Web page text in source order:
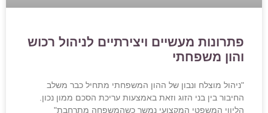
פתרונות מעשיים ויצירתיים לניהול רכוש
והון משפחתי
"ניהול מוצלח ונבון של ההון המשפחתי מתחיל כבר משלב
החיבור בין בני הזוג וזאת באמצעות עריכת הסכם ממון נכון.
הליווי המשפטי המקצועי נמשך כשהמשפחה מתרחבת"